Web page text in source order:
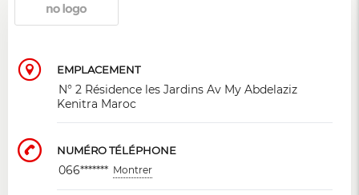
EMPLACEMENT
N° 2 Résidence les Jardins Av My Abdelaziz
Kenitra Maroc
NUMÉRO TÉLÉPHONE
066******* Montrer